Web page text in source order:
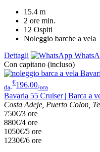
15.4 m
2 ore min.
12 Ospiti
Noleggio barche a vela
Dettagli
Con capitano (incluso)
da
€196.00/ora
Bavaria 55 Cruiser | Barca a
Costa Adeje, Puerto Colon,
750€/3 ore
880€/4 ore
1050€/5 ore
1230€/6 ore